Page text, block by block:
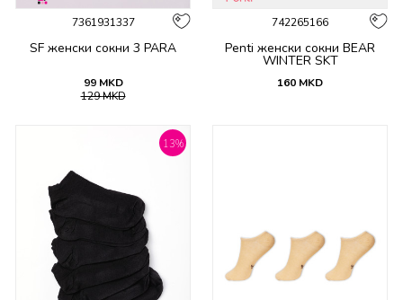
7361931337
SF женски сокни 3 PARA
99 MKD
129MKD
742265166
Penti женски сокни BEAR
WINTER SKT
160 MKD
13%